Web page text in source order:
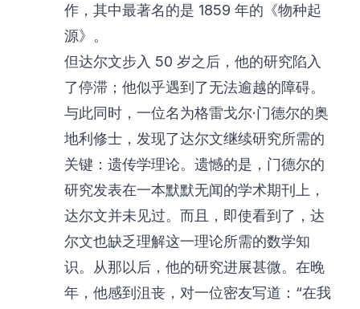
作，其中最著名的是 1859 年的《物种起
源》。
但达尔文步入 50 岁之后，他的研究陷入
了停滞；他似乎遇到了无法逾越的障碍。
与此同时，一位名为格雷戈尔·门德尔的奥
地利修士，发现了达尔文继续研究所需的
关键：遗传学理论。遗憾的是，门德尔的
研究发表在一本默默无闻的学术期刊上，
达尔文并未见过。而且，即使看到了，达
尔文也缺乏理解这一理论所需的数学知
识。从那以后，他的研究进展甚微。在晚
年，他感到沮丧，对一位密友写道：“在我